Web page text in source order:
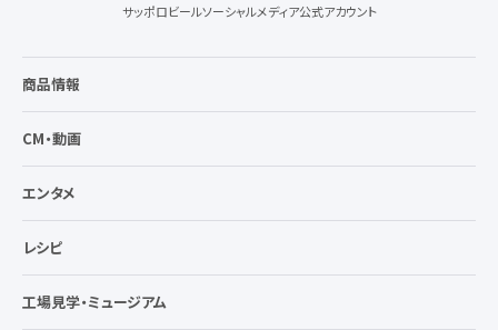
サッポロビールソーシャルメディア公式アカウント
商品情報
CM・動画
エンタメ
レシピ
工場見学・ミュージアム